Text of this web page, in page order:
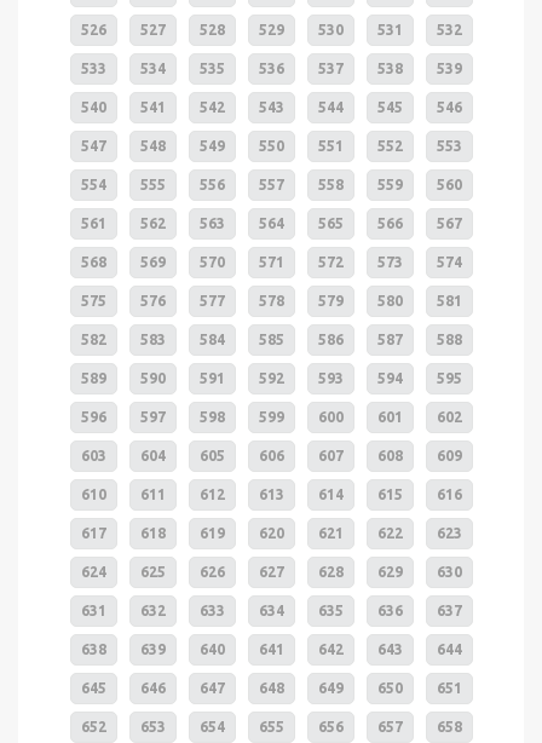
526 527 528 529 530 531 532
533 534 535 536 537 538 539
540 541 542 543 544 545 546
547 548 549 550 551 552 553
554 555 556 557 558 559 560
561 562 563 564 565 566 567
568 569 570 571 572 573 574
575 576 577 578 579 580 581
582 583 584 585 586 587 588
589 590 591 592 593 594 595
596 597 598 599 600 601 602
603 604 605 606 607 608 609
610 611 612 613 614 615 616
617 618 619 620 621 622 623
624 625 626 627 628 629 630
631 632 633 634 635 636 637
638 639 640 641 642 643 644
645 646 647 648 649 650 651
652 653 654 655 656 657 658